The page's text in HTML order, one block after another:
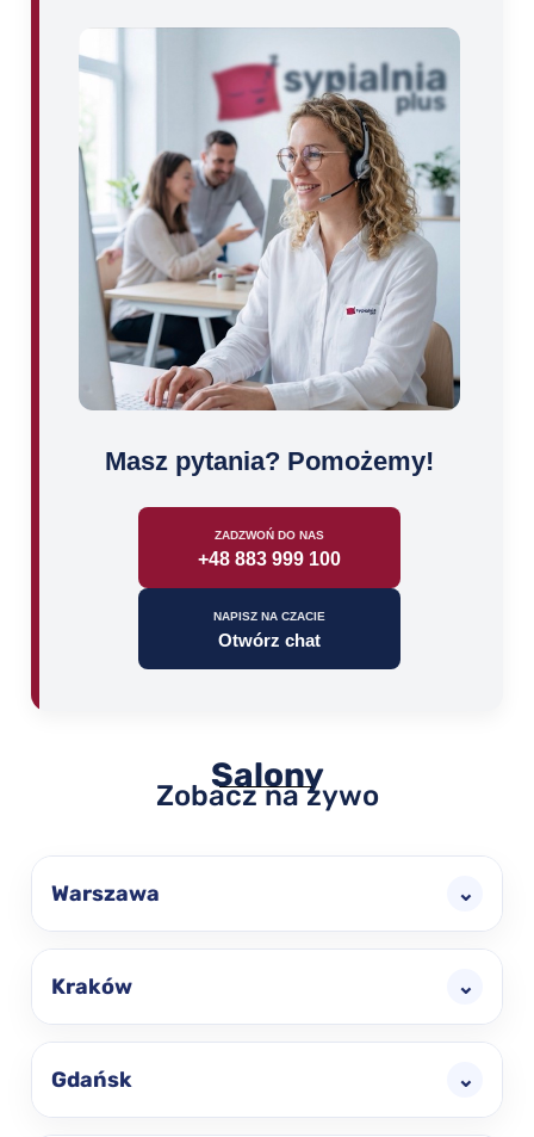
Masz pytania? Pomożemy!
ZADZWOŃ DO NAS
+48 883 999 100
NAPISZ NA CZACIE
Otwórz chat
Salony
Zobacz na żywo
Warszawa ⌄
Kraków ⌄
Gdańsk ⌄